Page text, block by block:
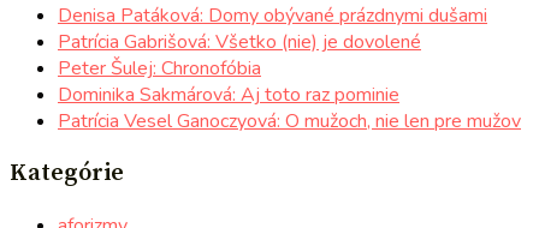
Denisa Patáková: Domy obývané prázdnymi dušami
Patrícia Gabrišová: Všetko (nie) je dovolené
Peter Šulej: Chronofóbia
Dominika Sakmárová: Aj toto raz pominie
Patrícia Vesel Ganoczyová: O mužoch, nie len pre mužov
Kategórie